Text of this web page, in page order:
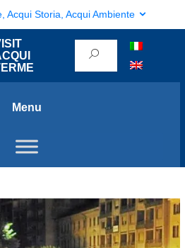
Acqui Storia, Acqui Ambiente
Menu